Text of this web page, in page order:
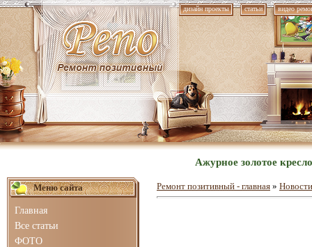
дизайн проекты статьи видео
Ажурное золотое
Меню сайта
Главная
Все статьи
ФОТО
Ремонт позитивный - главная »